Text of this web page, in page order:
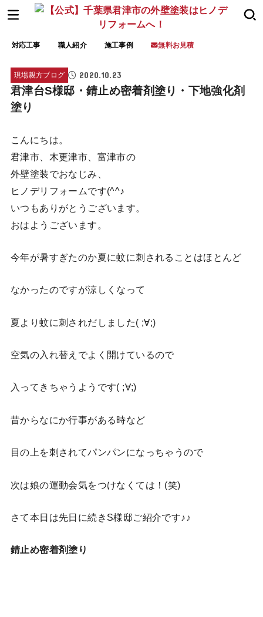
対応工事 職人紹介 施工事例 無料お見積
現場親方ブログ 2020.10.23
君津台S様邸・錆止め密着剤塗り・下地強化剤
塗り
こんにちは。
君津市、木更津市、富津市の
外壁塗装でおなじみ、
ヒノデリフォームです(^^♪
いつもありがとうございます。
おはようございます。
今年が暑すぎたのか夏に蚊に刺されることはほとんど
なかったのですが涼しくなって
夏より蚊に刺されだしました( ;∀;)
空気の入れ替えでよく開けているので
入ってきちゃうようです( ;∀;)
昔からなにか行事がある時など
目の上を刺されてパンパンになっちゃうので
次は娘の運動会気をつけなくては！(笑)
さて本日は先日に続きS様邸ご紹介です♪♪
錆止め密着剤塗り